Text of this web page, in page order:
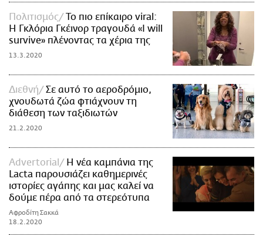
Πολιτισμός
Το πιο επίκαιρο viral:
Η Γκλόρια Γκέινορ τραγουδά «I will
survive» πλένοντας τα χέρια της
13.3.2020
Διεθνή
Σε αυτό το αεροδρόμιο,
χνουδωτά ζώα φτιάχνουν τη
διάθεση των ταξιδιωτών
21.2.2020
Advertorial
Η νέα καμπάνια της
Lacta παρουσιάζει καθημερινές
ιστορίες αγάπης και μας καλεί να
δούμε πέρα από τα στερεότυπα
Αφροδίτη Σακκά
18.2.2020